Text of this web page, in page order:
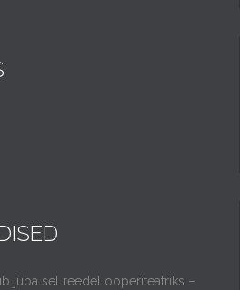
juba sel reedel ooperiteatriks –